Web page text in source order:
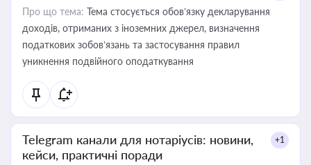
Про що тема: Тема стосується обов’язку декларування
доходів, отриманих з іноземних джерел, визначення
податкових зобов’язань та застосування правил
уникнення подвійного оподаткування
Telegram канали для нотаріусів: новини,
кейси, практичні поради
+1